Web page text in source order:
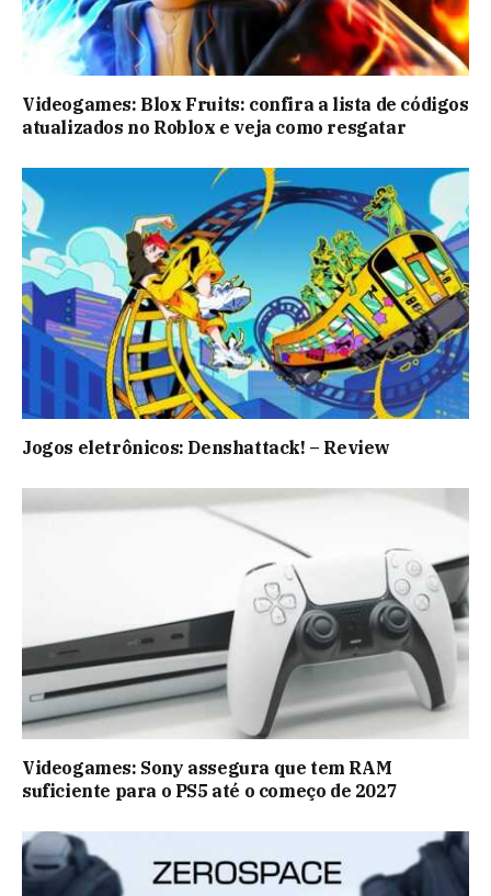
Videogames: Blox Fruits: confira a lista de códigos
atualizados no Roblox e veja como resgatar
Jogos eletrônicos: Denshattack! – Review
Videogames: Sony assegura que tem RAM
suficiente para o PS5 até o começo de 2027